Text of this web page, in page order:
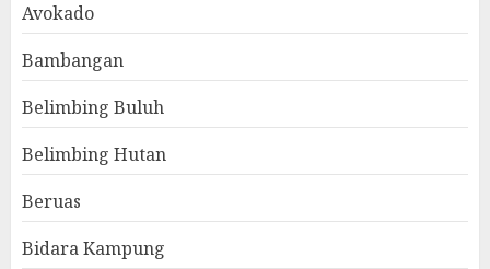
Avokado
Bambangan
Belimbing Buluh
Belimbing Hutan
Beruas
Bidara Kampung